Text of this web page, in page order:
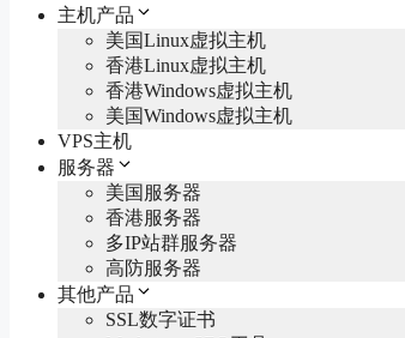
主机产品
美国Linux虚拟主机
香港Linux虚拟主机
香港Windows虚拟主机
美国Windows虚拟主机
VPS主机
服务器
美国服务器
香港服务器
多IP站群服务器
高防服务器
其他产品
SSL数字证书